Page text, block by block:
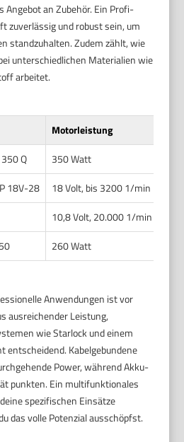
Angebot an Zubehör. Ein Profi-
zuverlässig und robust sein, um
standzuhalten. Zudem zählt, wie
unterschiedlichen Materialien wie
arbeitet.
Motorleistung
Q
350 Watt
18V-28
18 Volt, bis 3200 1/min
10,8 Volt, 20.000 1/min
260 Watt
Anwendungen ist vor
ausreichender Leistung,
wie Starlock und einem
entscheidend. Kabelgebundene
Power, während Akku-
punkten. Ein multifunktionales
spezifischen Einsätze
das volle Potenzial ausschöpfst.